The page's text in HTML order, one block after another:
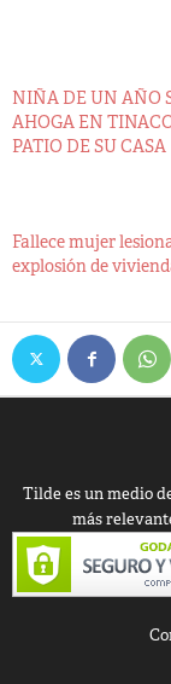
NIÑA DE UN AÑO
AHOGA EN
PATIO DE SU CASA
Fallece mujer
explosión de
Tilde es un medio
más